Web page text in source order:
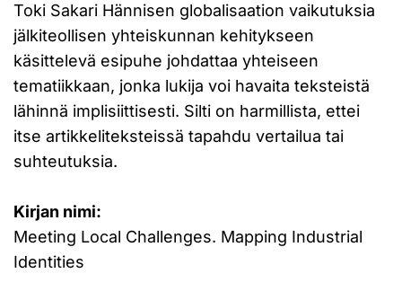
Toki Sakari Hännisen globalisaation vaikutuksia
jälkiteollisen yhteiskunnan kehitykseen
käsittelevä esipuhe johdattaa yhteiseen
tematiikkaan, jonka lukija voi havaita teksteistä
lähinnä implisiittisesti. Silti on harmillista, ettei
itse artikkeliteksteissä tapahdu vertailua tai
suhteutuksia.
Kirjan nimi:
Meeting Local Challenges. Mapping Industrial
Identities